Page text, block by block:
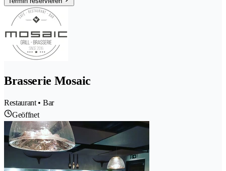
Brasserie Mosaic
Restaurant • Bar
Geöffnet